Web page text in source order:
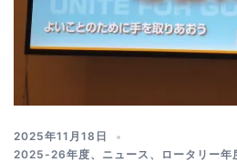
2025年11月18日
2025-26年度、 ニュース 、 ロータリー年